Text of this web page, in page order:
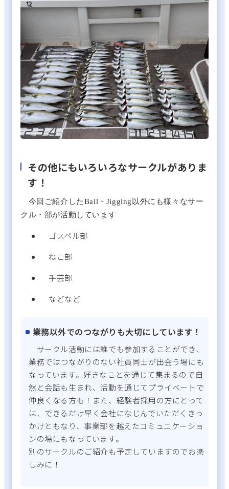
その他にもいろいろなサークルがありま
す！
今回ご紹介したBall ・ Jigging 以外にも様々なサー
クル・部が活動しています
ゴスペル部
ねこ部
手芸部
などなど
業務以外でのつながりも大切にしています！
サークル活動には誰でも参加することができ、
業務ではつながりのない社員同士が出会う場にも
なっています。好きなことを通じて集まるので自
然と会話も生まれ、活動を通じてプライベートで
仲良くなる方も！また、経験者採用の方にとって
は、できるだけ早く会社になじんでいただくきっ
かけともなり、事業部を越えたコミュニケーショ
ンの場にもなっています。
別のサークルのご紹介も予定していますのでお楽
しみに！